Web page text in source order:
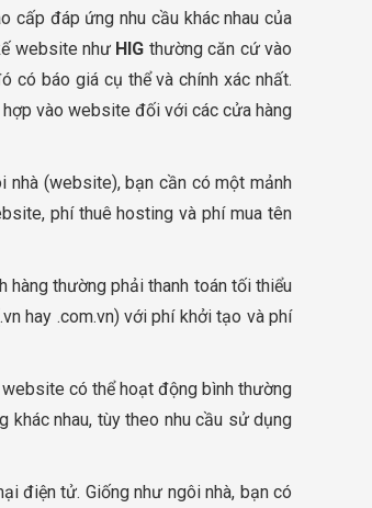
cấp đáp ứng nhu cầu khác nhau của
website như HIG thường căn cứ vào
có báo giá cụ thể và chính xác nhất.
vào website đối với các cửa hàng
(website), bạn cần có một mảnh
phí thuê hosting và phí mua tên
hàng thường phải thanh toán tối thiểu
hay .com.vn) với phí khởi tạo và phí
có thể hoạt động bình thường
khác nhau, tùy theo nhu cầu sử dụng
điện tử. Giống như ngôi nhà, bạn có